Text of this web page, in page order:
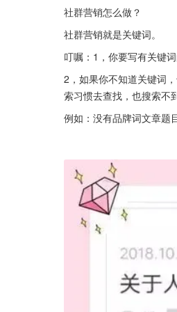
社群营销怎么做？
社群营销就是关键词。
叮嘱：1，你要写有关键
2，如果你不知道关键词
索习惯去查找，也搜索不
例如：没有品牌词文章题